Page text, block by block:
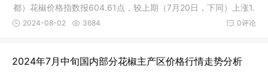
都）花椒价格指数报604.61点，较上期（7月20日，下同）上涨1.
95点，涨幅0.32%；与基期相比，下跌395.39点，跌幅39.5
源：新华财经数据库从质量等级维度来看，截至7月31日，特级花
0评论
2024-08-02 3684
2024年7月中旬国内部分花椒主产区价格行情走势分析